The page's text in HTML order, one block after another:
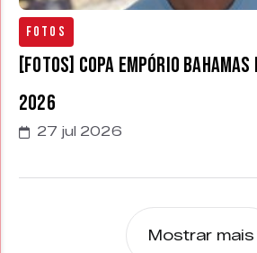
Fotos
[FOTOS] Copa Empório
2026
27 jul 2026
Mostrar mais